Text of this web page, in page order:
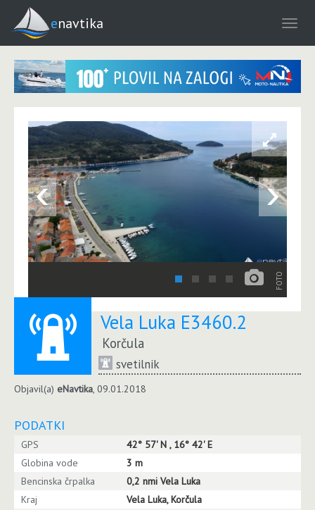
enavtika
‹ ›
FOTO
Vela Luka E3460.2
Korčula
svetilnik
Objavil(a) eNavtika, 09.01.2018
PODATKI
GPS
42° 57' N , 16° 42' E
Globina vode
3 m
Bencinska črpalka
0,2 nmi Vela Luka
Kraj
Vela Luka, Korčula